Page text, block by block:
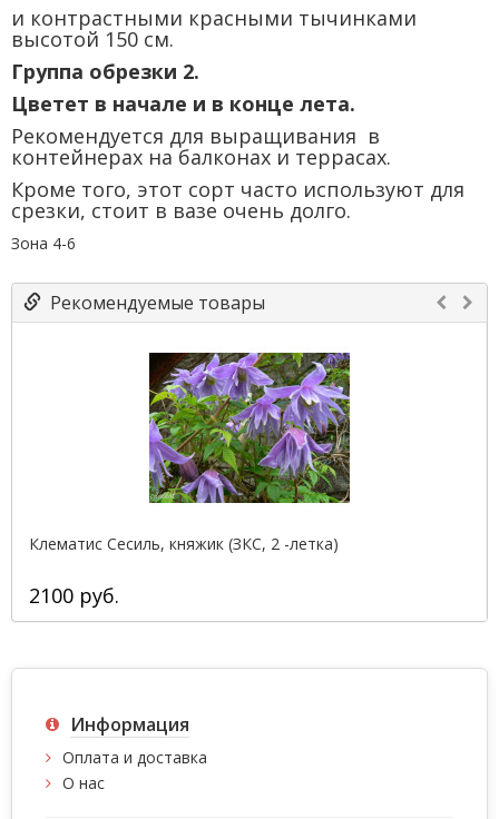
и контрастными красными тычинками
высотой 150 см.
Группа обрезки 2.
Цветет в начале и в конце лета.
Рекомендуется для выращивания в
контейнерах на балконах и террасах.
Кроме того, этот сорт часто используют для
срезки, стоит в вазе очень долго.
Зона 4-6
Рекомендуемые товары
Клематис Сесиль, княжик (ЗКС, 2 -летка)
2100 руб.
Информация
Оплата и доставка
О нас